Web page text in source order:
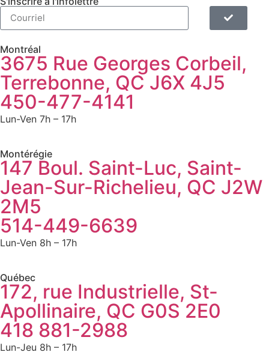
Montréal
3675 Rue Georges Corbeil,
Terrebonne, QC J6X 4J5
450-477-4141
Lun-Ven 7h – 17h
Montérégie
147 Boul. Saint-Luc, Saint-
Jean-Sur-Richelieu, QC J2W
2M5
514-449-6639
Lun-Ven 8h – 17h
Québec
172, rue Industrielle, St-
Apollinaire, QC G0S 2E0
418 881-2988
Lun-Jeu 8h – 17h